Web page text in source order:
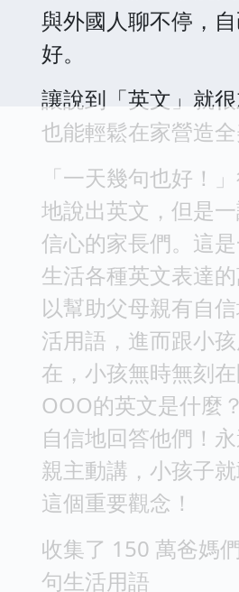
與外國人聊不停，
好。
讓說到「英文」就
也能輕鬆在家營造全
「一天幾句也好！
地說出英文，但是
信心的家長們。這
生活各種英文表達
以幫助父母親有自
活用語，進而跟小
在，小孩無時無刻
OOO的英文是什麼
自信地回答他們！
親主動講，小孩子就
這個重要觀念！
收集了 150 萬爸媽
句生活用語